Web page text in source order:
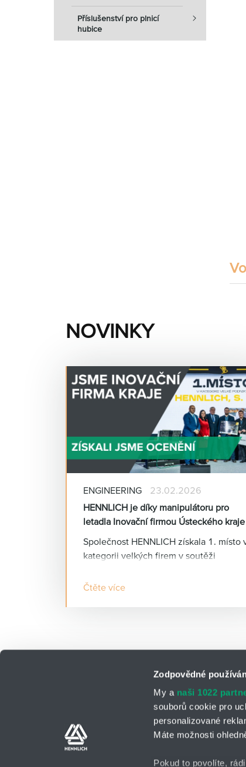
Zodpovědné
My a naši 1022
souborů cookie pro
personalizované
Máte možnosti
Pokud to povolíte,
Příslušenství pro plnicí
hubice
NOVINKY
ENGINEERING
23.02.2026
HENNLICH je díky manipulátoru pro
letadla Inovační firmou Ústeckého kraje
Společnost HENNLICH získala 1. místo
kategorii velkých firem v soutěži
2025, kterou již poosmé pořádalo
leteckých motorů do hmotnosti 20 tun.
Čtěte více
Kontakní osoby Kontaktní